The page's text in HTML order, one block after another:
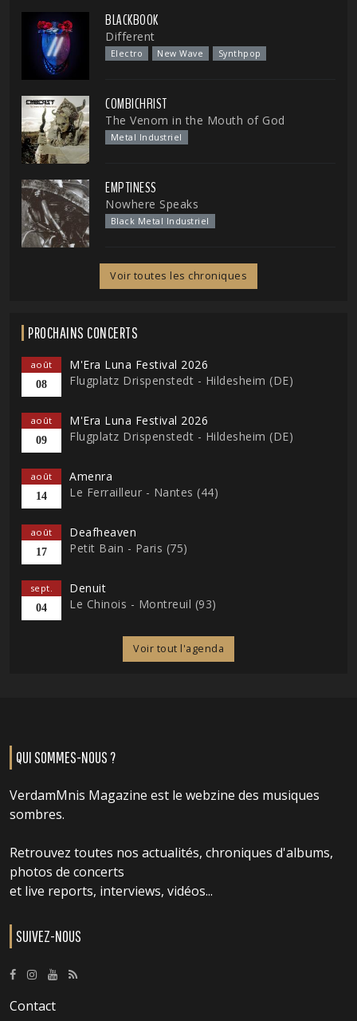
BLACKBOOK
Different
Electro New Wave Synthpop
COMBICHRIST
The Venom in the Mouth of God
Metal Industriel
EMPTINESS
Nowhere Speaks
Black Metal Industriel
Voir toutes les chroniques
PROCHAINS CONCERTS
août
08
M'Era Luna Festival 2026
Flugplatz Drispenstedt - Hildesheim (DE)
août
09
M'Era Luna Festival 2026
Flugplatz Drispenstedt - Hildesheim (DE)
août
14
Amenra
Le Ferrailleur - Nantes (44)
août
17
Deafheaven
Petit Bain - Paris (75)
sept.
04
Denuit
Le Chinois - Montreuil (93)
Voir tout l'agenda
QUI SOMMES-NOUS ?
VerdamMnis Magazine est le webzine des musiques
sombres.
Retrouvez toutes nos actualités, chroniques d'albums,
photos de concerts
et live reports, interviews, vidéos...
SUIVEZ-NOUS
Contact